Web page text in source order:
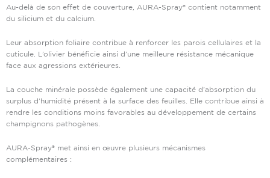
Au-delà de son effet de couverture, AURA-Spray® contient notamment
du silicium et du calcium.
Leur absorption foliaire contribue à renforcer les parois cellulaires et la
cuticule. L’olivier bénéficie ainsi d’une meilleure résistance mécanique
face aux agressions extérieures.
La couche minérale possède également une capacité d’absorption du
surplus d’humidité présent à la surface des feuilles. Elle contribue ainsi à
rendre les conditions moins favorables au développement de certains
champignons pathogènes.
AURA-Spray® met ainsi en œuvre plusieurs mécanismes
complémentaires :